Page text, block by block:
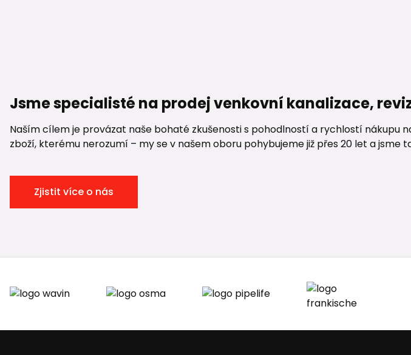
Jsme specialisté na prodej venkovní kanalizace,
Naším cílem je provázat naše bohaté zkušenosti s pohodlností a rychlostí nákupu
zboží, kterému nerozumí – my se v našem oboru pohybujeme již přes 20 let a
Zjistit více o nás